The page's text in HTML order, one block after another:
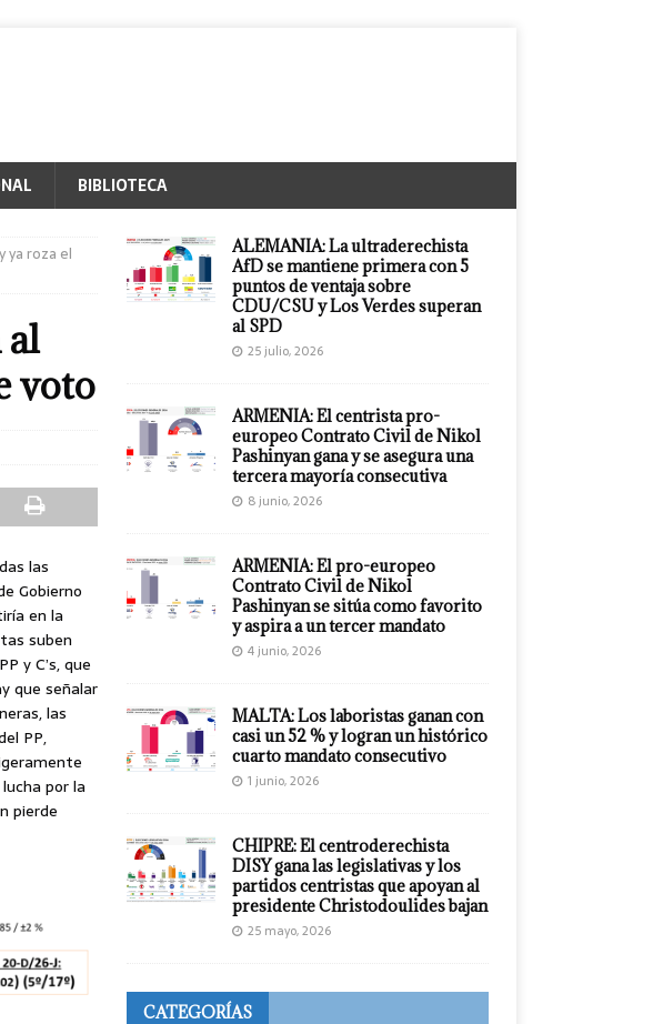
BIBLIOTECA
ya roza el
al
voto
las
Gobierno
en la
suben
y C’s, que
que señalar
las
PP,
por la
pierde
ALEMANIA: La ultraderechista
AfD se mantiene primera con 5
puntos de ventaja sobre
CDU/CSU y Los Verdes superan
al SPD
25 julio, 2026
ARMENIA: El centrista pro-
europeo Contrato Civil de Nikol
Pashinyan gana y se asegura una
tercera mayoría consecutiva
8 junio, 2026
ARMENIA: El pro-europeo
Contrato Civil de Nikol
Pashinyan se sitúa como favorito
y aspira a un tercer mandato
4 junio, 2026
MALTA: Los laboristas ganan con
casi un 52 % y logran un histórico
cuarto mandato consecutivo
1 junio, 2026
CHIPRE: El centroderechista
DISY gana las legislativas y los
partidos centristas que apoyan al
presidente Christodoulides bajan
25 mayo, 2026
CATEGORÍAS